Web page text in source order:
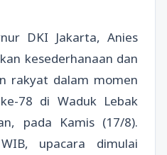
DKI Jakarta, Anies
kesederhanaan dan
rakyat dalam momen
78 di Waduk Lebak
pada Kamis (17/8).
upacara dimulai